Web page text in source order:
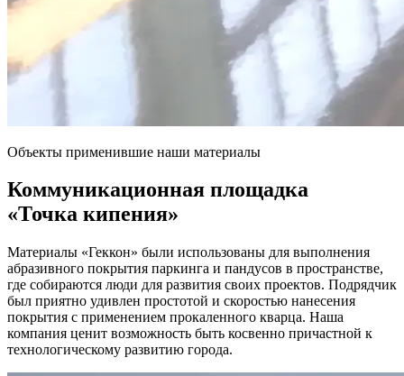
Объекты применившие наши материалы
Коммуникационная площадка
«Точка кипения»
Материалы «Геккон» были использованы для выполнения
абразивного покрытия паркинга и пандусов в пространстве,
где собираются люди для развития своих проектов. Подрядчик
был приятно удивлен простотой и скоростью нанесения
покрытия с применением прокаленного кварца. Наша
компания ценит возможность быть косвенно причастной к
технологическому развитию города.